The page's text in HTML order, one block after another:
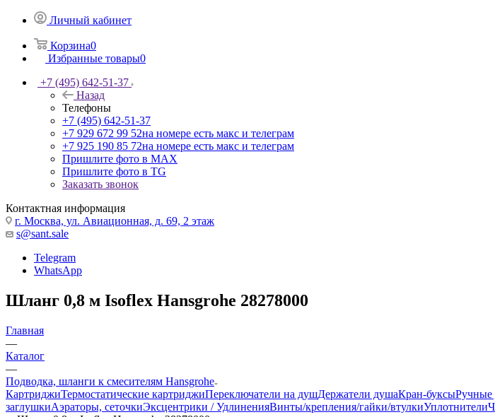
Личный кабинет
Корзина0
Избранные товары0
+7 (495) 642-51-37
Назад
Телефоны
+7 (495) 642-51-37
+7 929 672 99 52на номере есть макс и телеграм
+7 925 190 85 72на номере есть макс и телеграм
Пришлите фото в MAX
Пришлите фото в TG
Заказать звонок
Контактная информация
г. Москва, ул. Авиационная, д. 69, 2 этаж
s@sant.sale
Telegram
WhatsApp
Шланг 0,8 м Isoflex Hansgrohe 28278000
Главная
—
Каталог
—
Подводка, шланги к смесителям Hansgrohe
КартриджиТермостатические картриджиПереключатели на душДержатели душаКран-буксыРучные
заглушкиАэраторы, сеточкиЭксцентрики / УдлиненияВинты/крепления/гайки/втулкиУплотнители